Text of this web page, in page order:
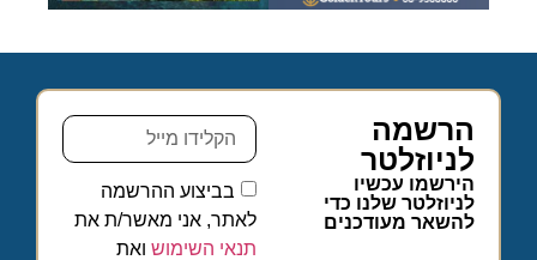
הרשמה
לניוזלטר
הירשמו עכשיו
לניוזלטר שלנו כדי
להשאר מעודכנים
בביצוע ההרשמה
לאתר, אני מאשר/ת את
תנאי השימוש ואת